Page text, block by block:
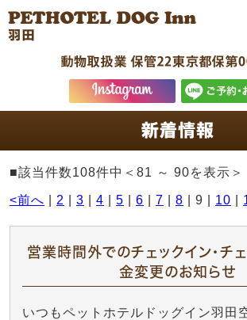
■該当件数108件中＜81 ～ 90を表示＞
<前へ 2 3 4 5 6 7 8 | 9 | 10
営業時間外でのチェックイン・チ
金変更のお知らせ
いつもペットホテルドッグイン羽田